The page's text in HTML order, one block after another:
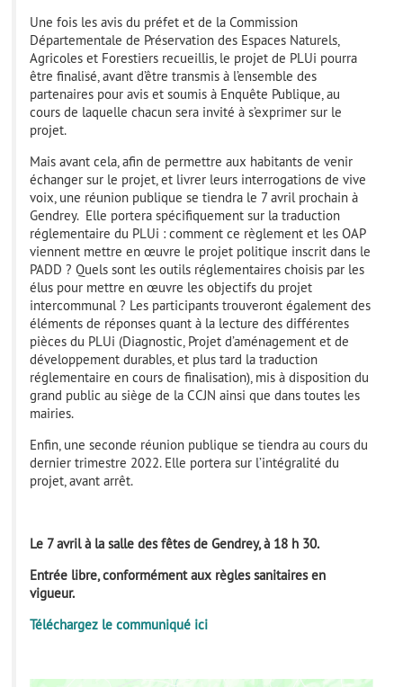
Une fois les avis du préfet et de la Commission
Départementale de Préservation des Espaces Naturels,
Agricoles et Forestiers recueillis, le projet de PLUi pourra
être finalisé, avant d’être transmis à l’ensemble des
partenaires pour avis et soumis à Enquête Publique, au
cours de laquelle chacun sera invité à s’exprimer sur le
projet.
Mais avant cela, afin de permettre aux habitants de venir
échanger sur le projet, et livrer leurs interrogations de vive
voix, une réunion publique se tiendra le 7 avril prochain à
Gendrey. Elle portera spécifiquement sur la traduction
réglementaire du PLUi : comment ce règlement et les OAP
viennent mettre en œuvre le projet politique inscrit dans le
PADD ? Quels sont les outils réglementaires choisis par les
élus pour mettre en œuvre les objectifs du projet
intercommunal ? Les participants trouveront également des
éléments de réponses quant à la lecture des différentes
pièces du PLUi (Diagnostic, Projet d’aménagement et de
développement durables, et plus tard la traduction
réglementaire en cours de finalisation), mis à disposition du
grand public au siège de la CCJN ainsi que dans toutes les
mairies.
Enfin, une seconde réunion publique se tiendra au cours du
dernier trimestre 2022. Elle portera sur l’intégralité du
projet, avant arrêt.
Le 7 avril à la salle des fêtes de Gendrey, à 18 h 30.
Entrée libre, conformément aux règles sanitaires en
vigueur.
Téléchargez le communiqué ici